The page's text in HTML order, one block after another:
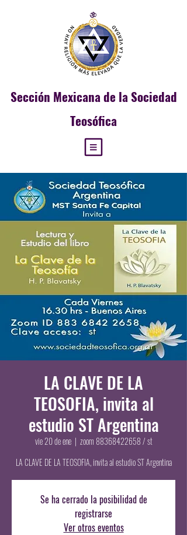
Sección Mexicana de la Sociedad
Teosófica
LA CLAVE DE LA
TEOSOFIA, invita al
estudio ST Argentina
vie 20 de ene
  |
zoom 88368422658 / st
LA CLAVE DE LA TEOSOFIA, invita al estudio ST Argentina
Se ha cerrado la posibilidad de
registrarse
Ver otros eventos